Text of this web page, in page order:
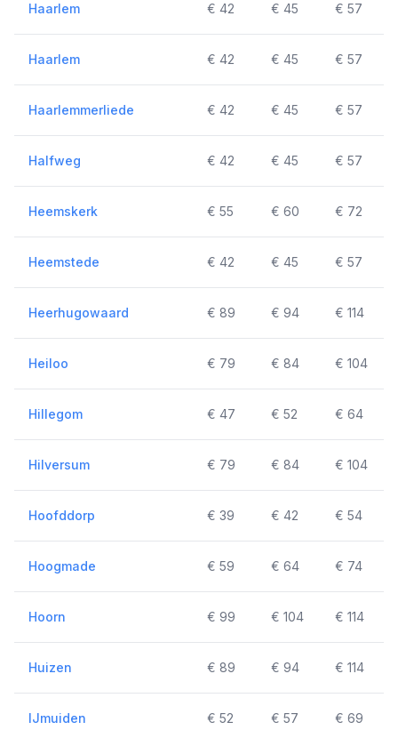
Haarlem € 42 € 45 € 57
Haarlem € 42 € 45 € 57
Haarlemmerliede € 42 € 45 € 57
Halfweg € 42 € 45 € 57
Heemskerk € 55 € 60 € 72
Heemstede € 42 € 45 € 57
Heerhugowaard € 89 € 94 € 114
Heiloo € 79 € 84 € 104
Hillegom € 47 € 52 € 64
Hilversum € 79 € 84 € 104
Hoofddorp € 39 € 42 € 54
Hoogmade € 59 € 64 € 74
Hoorn € 99 € 104 € 114
Huizen € 89 € 94 € 114
IJmuiden € 52 € 57 € 69